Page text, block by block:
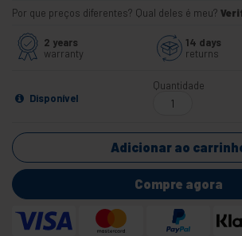
Por que preços diferentes? Qual deles é meu?
2 years
warranty
14 days
returns
Disponível
Quantidade
Adicionar ao
Compre agora